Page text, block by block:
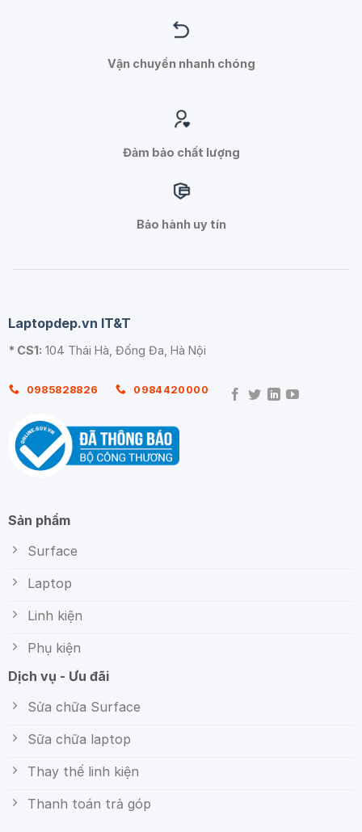
Vận chuyển nhanh chóng
Đảm bảo chất lượng
Bảo hành uy tín
Laptopdep.vn IT&T
* CS1: 104 Thái Hà, Đống Đa, Hà Nội
0985828826 0984420000
Sản phẩm
Surface
Laptop
Linh kiện
Phụ kiện
Dịch vụ - Ưu đãi
Sửa chữa Surface
Sữa chữa laptop
Thay thế linh kiện
Thanh toán trả góp